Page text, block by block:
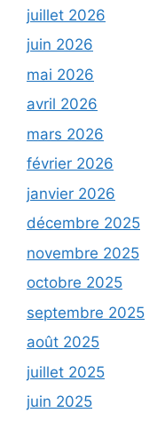
juillet 2026
juin 2026
mai 2026
avril 2026
mars 2026
février 2026
janvier 2026
décembre 2025
novembre 2025
octobre 2025
septembre 2025
août 2025
juillet 2025
juin 2025